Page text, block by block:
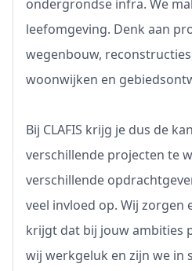
ondergrondse infra. We
leefomgeving. Denk aan
wegenbouw,
woonwijken en
Bij CLAFIS krijg je dus de
verschillende projecten te
verschillende
veel invloed op. Wij zorgen
krijgt dat bij jouw ambities
wij werkgeluk en zijn we in